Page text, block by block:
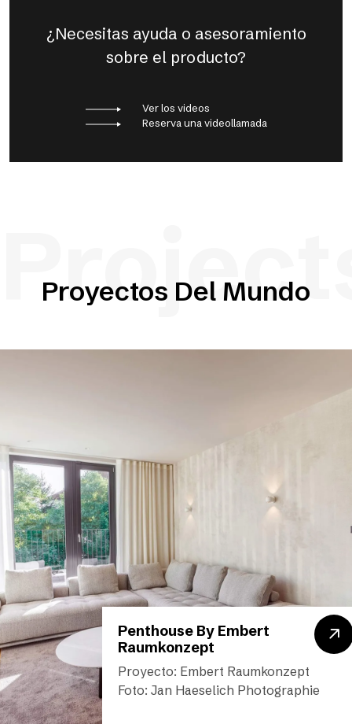
¿Necesitas ayuda o asesoramiento
sobre el producto?
Ver los videos
Reserva una videollamada
Proyectos Del Mundo
Penthouse By Embert
Raumkonzept
Proyecto: Embert Raumkonzept
Foto: Jan Haeselich Photographie